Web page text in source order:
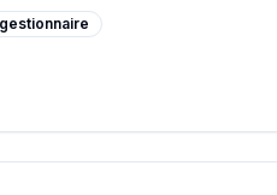
gestionnaire